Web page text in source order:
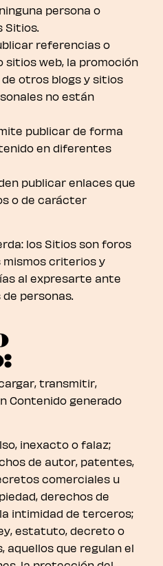
persona o
Sitios.
referencias o
sitios web, la promoción
otros blogs y sitios
no están
publicar de forma
en diferentes
publicar enlaces que
o de carácter
los Sitios son foros
mismos criterios y
al expresarte ante
personas.
transmitir,
Contenido generado
inexacto o falaz;
de autor, patentes,
comerciales u
derechos de
intimidad de terceros;
estatuto, decreto o
que regulan el